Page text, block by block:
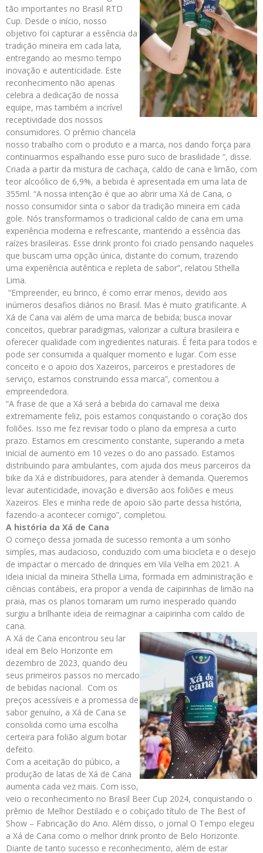
tão importantes no Brasil RTD
Cup. Desde o início, nosso
objetivo foi capturar a essência da
tradição mineira em cada lata,
entregando ao mesmo tempo
inovação e autenticidade. Este
reconhecimento não apenas
celebra a dedicação de nossa
equipe, mas também a incrível
receptividade dos nossos
consumidores. O prêmio chancela
nosso trabalho com o produto e a marca, nos dando força para
continuarmos espalhando esse puro suco de brasilidade “, disse.
Criada a partir da mistura de cachaça, caldo de cana e limão, com
teor alcoólico de 6,9%, a bebida é apresentada em uma lata de
355ml. “A nossa intenção é que ao abrir uma Xá de Cana, o
nosso consumidor sinta o sabor da tradição mineira em cada
gole. Nós transformamos o tradicional caldo de cana em uma
experiência moderna e refrescante, mantendo a essência das
raízes brasileiras. Esse drink pronto foi criado pensando naqueles
que buscam uma opção única, distante do comum, trazendo
uma experiência autêntica e repleta de sabor”, relatou Sthella
Lima.
“Empreender, eu brinco, é como errar menos, devido aos
inúmeros desafios diários no Brasil. Mas é muito gratificante. A
Xá de Cana vai além de uma marca de bebida; busca inovar
conceitos, quebrar paradigmas, valorizar a cultura brasileira e
oferecer qualidade com ingredientes naturais. É feita para todos e
pode ser consumida a qualquer momento e lugar. Com esse
conceito e o apoio dos Xazeiros, parceiros e prestadores de
serviço, estamos construindo essa marca”, comentou a
empreendedora.
“A frase de que a Xá será a bebida do carnaval me deixa
extremamente feliz, pois estamos conquistando o coração dos
foliões. Isso me fez revisar todo o plano da empresa a curto
prazo. Estamos em crescimento constante, superando a meta
inicial de aumento em 10 vezes o do ano passado. Estamos
distribuindo para ambulantes, com ajuda dos meus parceiros da
bike da Xá e distribuidores, para atender à demanda. Queremos
levar autenticidade, inovação e diversão aos foliões e meus
Xazeiros. Eles e minha rede de apoio são parte dessa história,
fazendo-a acontecer comigo”, completou.
A história da Xá de Cana
O começo dessa jornada de sucesso remonta a um sonho
simples, mas audacioso, conduzido com uma bicicleta e o desejo
de impactar o mercado de drinques em Vila Velha em 2021. A
ideia inicial da mineira Sthella Lima, formada em administração e
ciências contábeis, era propor a venda de caipirinhas de limão na
praia, mas os planos tomaram um rumo inesperado quando
surgiu a brilhante ideia de reimaginar a caipirinha com caldo de
cana.
A Xá de Cana encontrou seu lar
ideal em Belo Horizonte em
dezembro de 2023, quando deu
seus primeiros passos no mercado
de bebidas nacional. Com os
preços acessíveis e a promessa de
sabor genuíno, a Xá de Cana se
consolida como uma escolha
certeira para folião algum botar
defeito.
Com a aceitação do púbico, a
produção de latas de Xá de Cana
aumenta cada vez mais. Com isso,
veio o reconhecimento no Brasil Beer Cup 2024, conquistando o
prêmio de Melhor Destilado e o cobiçado título de The Best of
Show – Fabricação do Ano. Além disso, o jornal O Tempo elegeu
a Xá de Cana como o melhor drink pronto de Belo Horizonte.
Diante de tanto sucesso e reconhecimento, além de estar